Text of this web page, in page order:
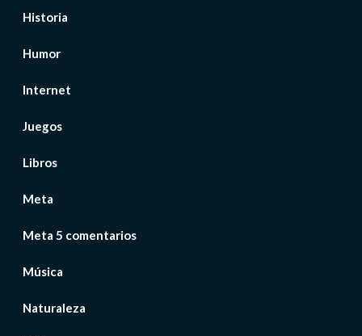
Historia
Humor
Internet
Juegos
Libros
Meta
Meta 5 comentarios
Música
Naturaleza